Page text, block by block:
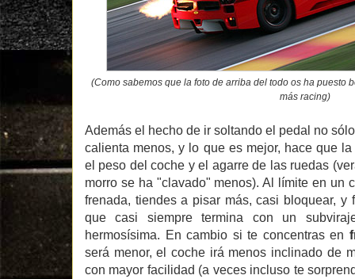
(Como sabemos que la foto de arriba del todo os ha puesto
más racing)
Además el hecho de ir soltando el pedal no
calienta menos, y lo que es mejor, hace que
el peso del coche y el agarre de las ruedas
morro se ha "clavado" menos). Al límite en un
frenada, tiendes a pisar más, casi bloquear, y
que casi siempre termina con un
hermosísima. En cambio si te concentras en
será menor, el coche irá menos inclinado de
con mayor facilidad (a veces incluso te